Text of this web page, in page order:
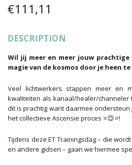
€111,11
DESCRIPTION
Wil jij meer en meer jouw
magie van de kosmos door je heen
Veel lichtwerkers stappen meer en
kwaliteiten als kanaal/healer/channeler
dit is prachtig want daarmee
het collectieve Ascensie proces ⭐😊⭐!
Tijdens deze ET Trainingsdag – die
en andere gidsen – gaan we hiermee